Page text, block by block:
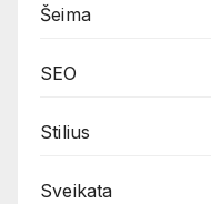
Šeima
SEO
Stilius
Sveikata